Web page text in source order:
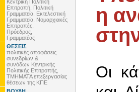
Κεντρική Πολιτική
Επιτροπή, Πολιτική
Γραμματεία, Εκτελεστική
Γραμματεία, Νομαρχιακές
Επιτροπές,
Πρόεδρος,
Γραμματέας
ΘΕΣΕΙΣ
πολιτικές αποφάσεις
συνεδρίων &
συνόδων Κεντρικής
Πολιτικής Επιτροπής,
ΤΜΗΜΑΤΑ επεξεργασίας
θέσεων της ΚΠΕ
η
Οι